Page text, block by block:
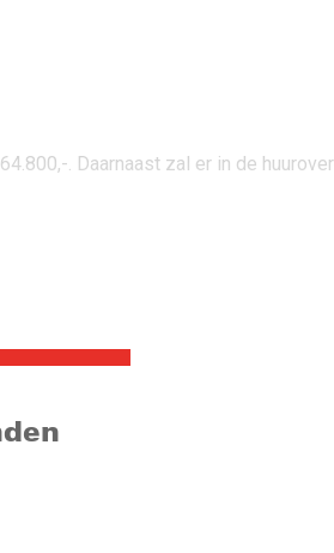
. Daarnaast zal er in de
een ruim kavel. De bungalow
dat eigendom is van het
de Moorplein” liggen op